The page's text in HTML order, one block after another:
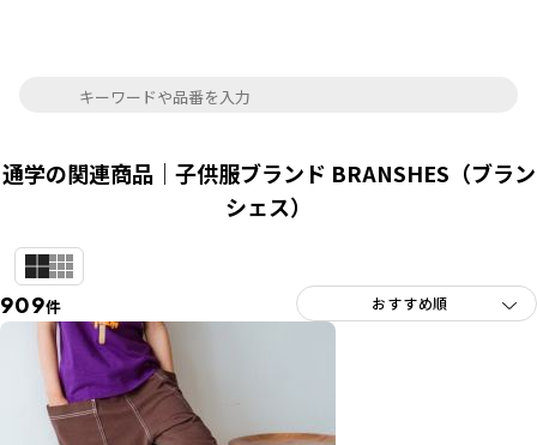
通学の関連商品｜子供服ブランド BRANSHES（ブラン
シェス）
909件